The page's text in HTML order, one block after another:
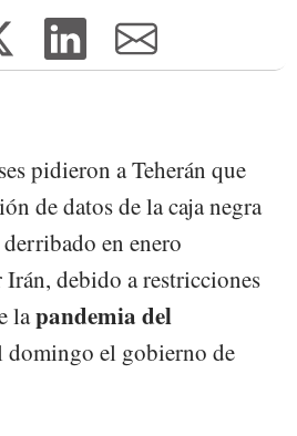
pidieron a Teherán que
de datos de la caja negra
en enero
debido a restricciones
lapandemia del
domingo el gobierno de